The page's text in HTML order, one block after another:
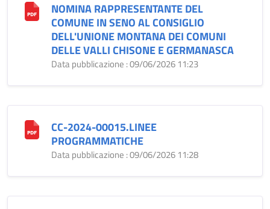
NOMINA RAPPRESENTANTE DEL
COMUNE IN SENO AL CONSIGLIO
DELL'UNIONE MONTANA DEI COMUNI
DELLE VALLI CHISONE E GERMANASCA
Data pubblicazione : 09/06/2026 11:23
CC-2024-00015.LINEE
PROGRAMMATICHE
Data pubblicazione : 09/06/2026 11:28